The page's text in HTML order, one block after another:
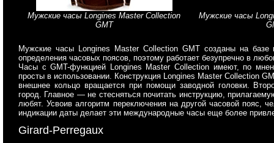
Мужские часы Longines Master Collection
GMT
Мужские часы
Мужские часы Longines Master Collection GMT созданы на
определения часовых поясов, поэтому работает безупречно в
Часы с GMT-функцией Longines Master Collection имеют, по
просты в использовании. Конструкция Longines Master Collection
внешнее кольцо вращается при помощи заводной головки.
город. Главное — не стесняться почитать инструкцию,
любят. Усвоив алгоритм переключения на другой часовой пояс,
индикации даты делает эти международные часы еще более
Girard-Perregaux